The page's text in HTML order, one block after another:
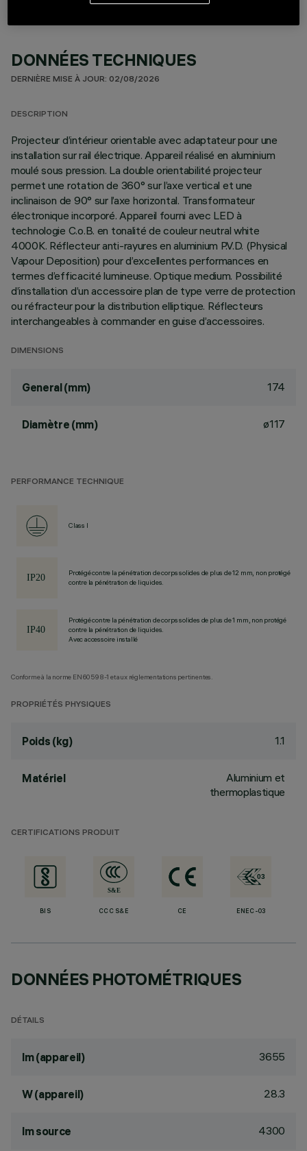
DONNÉES TECHNIQUES
DERNIÈRE MISE À JOUR: 02/08/2026
DESCRIPTION
Projecteur d’intérieur orientable avec adaptateur pour une
installation sur rail électrique. Appareil réalisé en aluminium
moulé sous pression. La double orientabilité projecteur
permet une rotation de 360° sur l’axe vertical et une
inclinaison de 90° sur l’axe horizontal. Transformateur
électronique incorporé. Appareil fourni avec LED à
technologie C.o.B. en tonalité de couleur neutral white
4000K. Réflecteur anti-rayures en aluminium P.V.D. (Physical
Vapour Deposition) pour d’excellentes performances en
termes d’efficacité lumineuse. Optique medium. Possibilité
d’installation d’un accessoire plan de type verre de protection
ou réfracteur pour la distribution elliptique. Réflecteurs
interchangeables à commander en guise d’accessoires.
DIMENSIONS
General (mm) 174
Diamètre (mm) ø117
PERFORMANCE TECHNIQUE
Class I
Protégé contre la pénétration de corps solides de plus de 12 mm, non protégé
contre la pénétration de liquides.
Protégé contre la pénétration de corps solides de plus de 1 mm, non protégé
contre la pénétration de liquides.
Avec accessoire installé
Conforme à la norme EN60598-1 et aux réglementations pertinentes.
PROPRIÉTÉS PHYSIQUES
Poids (kg) 1.1
Matériel
Aluminium et
thermoplastique
CERTIFICATIONS PRODUIT
BIS CCC S&E CE ENEC-03
DONNÉES PHOTOMÉTRIQUES
DÉTAILS
lm (appareil) 3655
W (appareil) 28.3
lm source 4300